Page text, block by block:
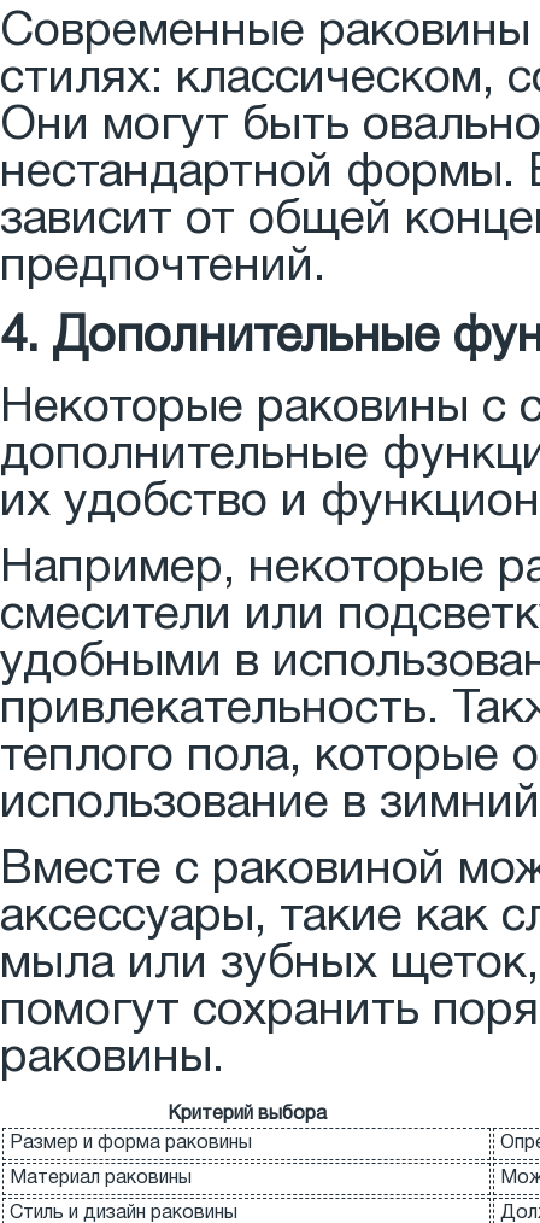
Современные
стилях: классическом,
Они могут быть
нестандартной формы.
зависит от общей
предпочтений.
4. Дополнительные
Некоторые раковины с
дополнительные
их удобство и
Например, некоторые
смесители или
удобными в
привлекательность.
теплого пола, которые
использование в
Вместе с раковиной
аксессуары, такие как
мыла или зубных
помогут сохранить
раковины.
Критерий выбора
Размер и форма раковины
Материал раковины
Стиль и дизайн раковины